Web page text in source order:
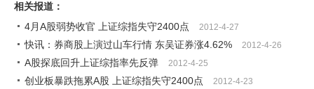
相关报道：
4月A股弱势收官 上证综指失守2400点
2012-4-27
快讯：券商股上演过山车行情 东吴证券涨4.62% 2012-4-26
A股探底回升上证综指率先反弹 2012-4-25
创业板暴跌拖累A股 上证综指失守2400点 2012-4-23